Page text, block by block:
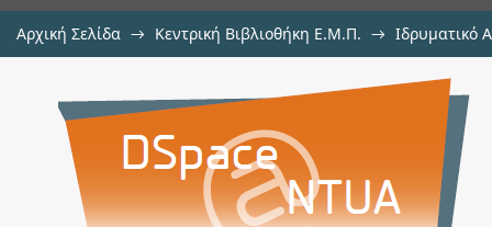
Αρχική Σελίδα → Κεντρική Βιβλιοθήκη Ε.Μ.Π. → Ιδρυματικό
Μαθηματικός
στη διαχείριση αστικών